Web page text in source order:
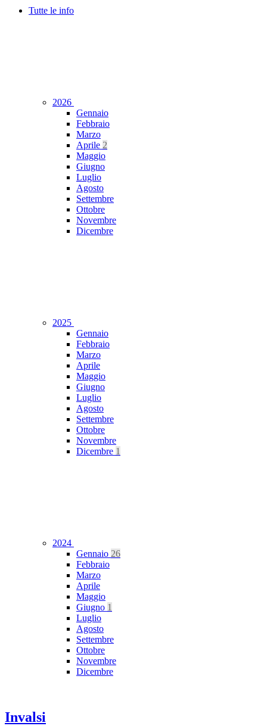
Tutte le info
2026
Gennaio
Febbraio
Marzo
Aprile 2
Maggio
Giugno
Luglio
Agosto
Settembre
Ottobre
Novembre
Dicembre
2025
Gennaio
Febbraio
Marzo
Aprile
Maggio
Giugno
Luglio
Agosto
Settembre
Ottobre
Novembre
Dicembre 1
2024
Gennaio 26
Febbraio
Marzo
Aprile
Maggio
Giugno 1
Luglio
Agosto
Settembre
Ottobre
Novembre
Dicembre
Invalsi